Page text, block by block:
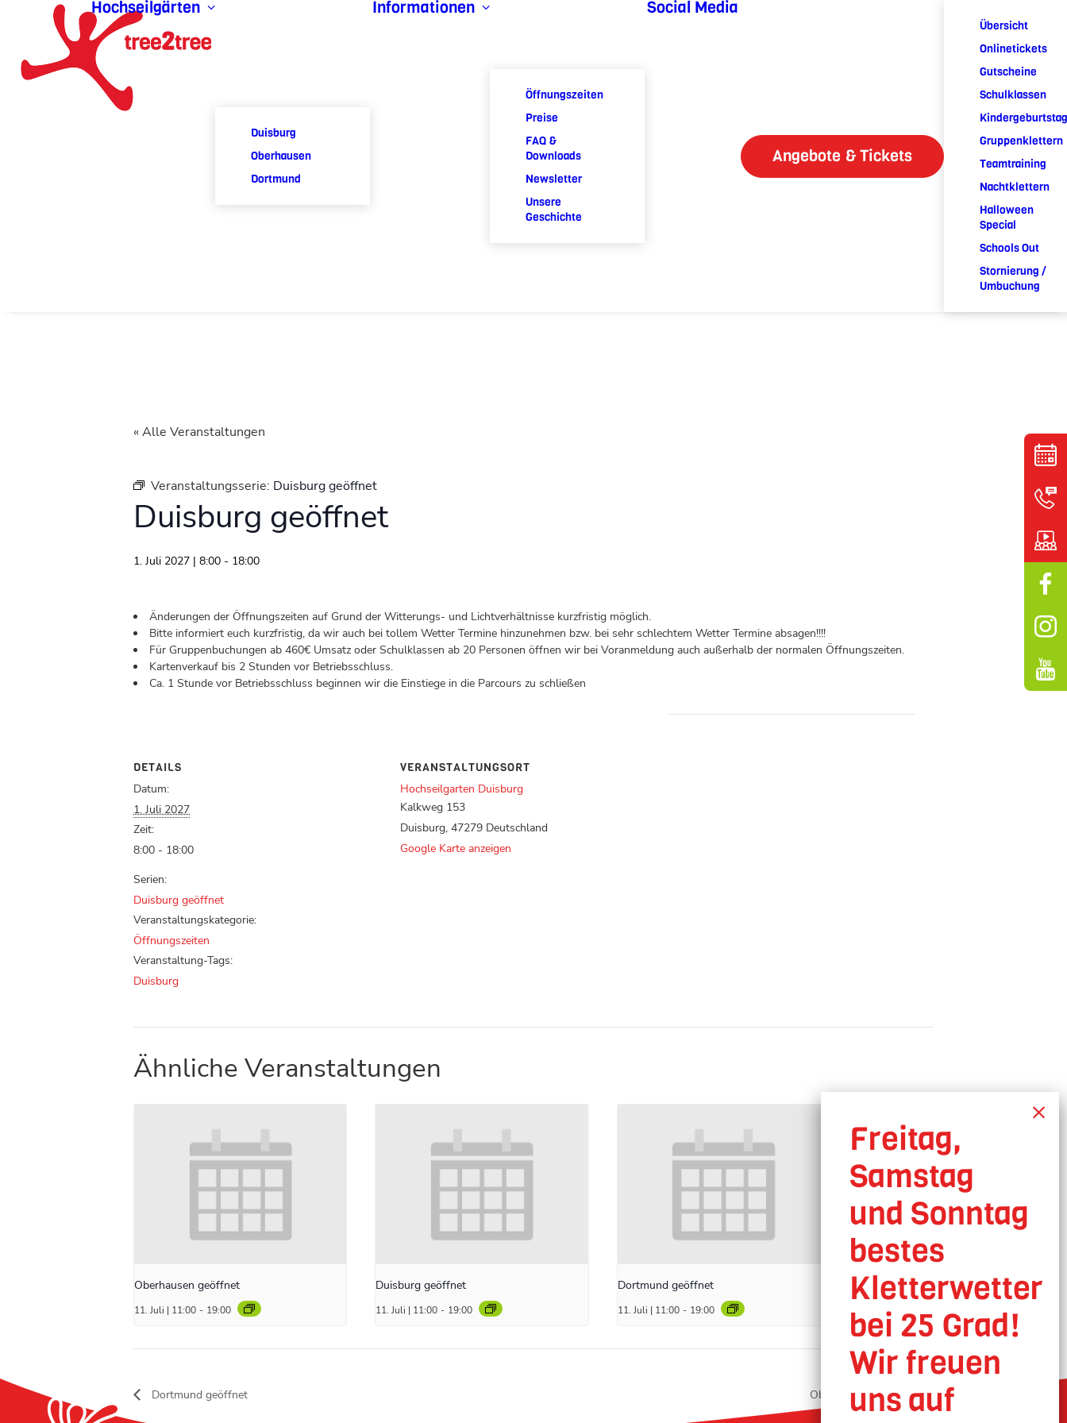
Hochseilgärten
Duisburg
Oberhausen
Dortmund
Informationen
Öffnungszeiten
Preise
FAQ &
Downloads
Newsletter
Unsere
Geschichte
Social Media
Angebote & Tickets
Übersicht
Onlinetickets
Gutscheine
Schulklassen
Kindergeburtstag
Gruppenklettern
Teamtraining
Nachtklettern
Halloween
Special
Schools Out
Stornierung /
Umbuchung
« Alle Veranstaltungen
Veranstaltungsserie: Duisburg geöffnet
Duisburg geöffnet
1. Juli 2027 | 8:00 - 18:00
Änderungen der Öffnungszeiten auf Grund der Witterungs- und Lichtverhältnisse kurzfristig möglich.
Bitte informiert euch kurzfristig, da wir auch bei tollem Wetter Termine hinzunehmen bzw. bei sehr schlechtem Wetter Termine absagen!!!!
Für Gruppenbuchungen ab 460€ Umsatz oder Schulklassen ab 20 Personen öffnen wir bei Voranmeldung auch außerhalb der normalen Öffnungszeiten.
Kartenverkauf bis 2 Stunden vor Betriebsschluss.
Ca. 1 Stunde vor Betriebsschluss beginnen wir die Einstiege in die Parcours zu schließen
DETAILS
Datum:
1. Juli 2027
Zeit:
8:00 - 18:00
Serien:
Duisburg geöffnet
Veranstaltungskategorie:
Öffnungszeiten
Veranstaltung-Tags:
Duisburg
VERANSTALTUNGSORT
Hochseilgarten Duisburg
Kalkweg 153
Duisburg, 47279 Deutschland
Google Karte anzeigen
Ähnliche Veranstaltungen
Oberhausen geöffnet
11. Juli | 11:00 - 19:00
Duisburg geöffnet
11. Juli | 11:00 - 19:00
Dortmund geöffnet
11. Juli | 11:00 - 19:00
Dortmund geöffnet Oberhausen geöffnet